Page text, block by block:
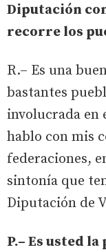
Diputación
recorre los
R.– Es una
bastantes
involucrada en
hablo con mis
federaciones,
sintonía que
Diputación de
P.– Es usted